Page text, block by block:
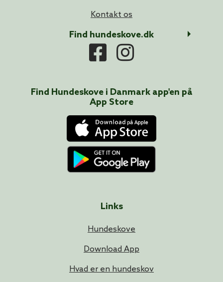
Links
Hundeskove
Download App
Hvad er en hundeskov
Kontakt os
Find hundeskove.dk
Find Hundeskove i Danmark app'en på
App Store